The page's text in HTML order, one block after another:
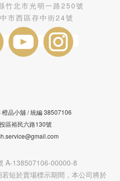
竹北市光明一路250號
市西區存中街24號
橙品小舖 /統編38507106
區裕民六路130號
A-138507106-00000-8
短於賣場標示期間，本公司將於